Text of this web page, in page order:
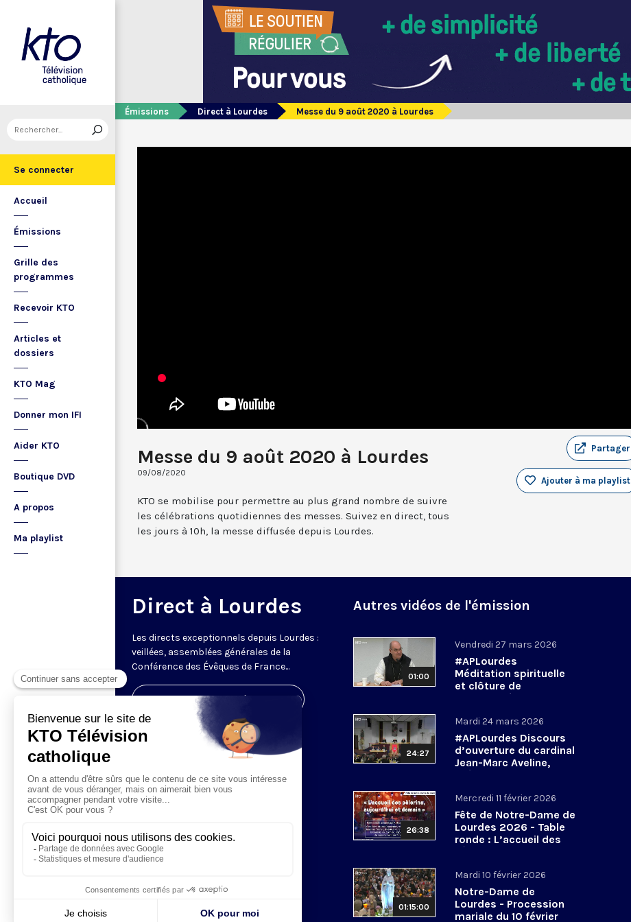
Se connecter
Accueil
Émissions
Grille des
programmes
Recevoir KTO
Articles et
dossiers
KTO Mag
Donner mon IFI
Aider KTO
Boutique DVD
A propos
Ma playlist
Émissions Direct à Lourdes Messe du 9 août 2020 à Lourdes
Messe du 9 août 2020 à Lourdes
09/08/2020
Partager
Ajouter à ma playlist
KTO se mobilise pour permettre au plus grand nombre de suivre
les célébrations quotidiennes des messes. Suivez en direct, tous
les jours à 10h, la messe diffusée depuis Lourdes.
Direct à Lourdes
Les directs exceptionnels depuis Lourdes :
veillées, assemblées générales de la
Conférence des Évêques de France...
Visiter la page de l'émission
Autres vidéos de l'émission
01:00
Vendredi 27 mars 2026
#APLourdes
Méditation spirituelle
et clôture de
l’Assemblée des
mars 2026
24:27
Mardi 24 mars 2026
#APLourdes Discours
d’ouverture du cardinal
Jean-Marc Aveline,
président de la CEF -
26:38
Mercredi 11 février 2026
Fête de Notre-Dame de
Lourdes 2026 - Table
ronde : L’accueil des
pèlerins, aujourd’hui et
01:15:00
Mardi 10 février 2026
Notre-Dame de
Lourdes - Procession
mariale du 10 février